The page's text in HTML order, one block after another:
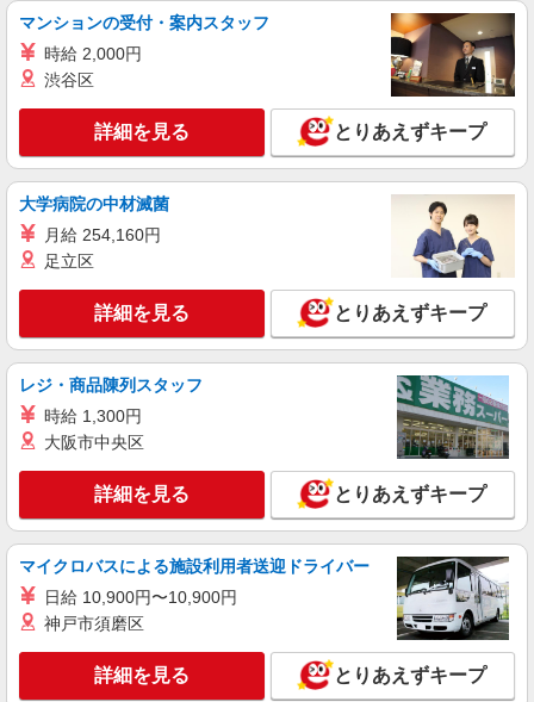
時給1600円〜2250円 ＜日払い有/週払い有/交
通費全支給(ガソリン代含む)＞
詳細を見る
正社員
介護老人保健施設 ウイケア
月給279,000円〜 ※夜勤6回、各種諸手当、処
茨城県石岡市行里川12951-1
キープ 詳細を見る
正社員
【石岡市】社会福祉法人誠仁会
生活支援員・就労支援員（障害者支援施設）
月給190,000円（他手当有） ※交通費（規定
内）別途支給 ※当直の場合は、7,000円〜11,500
円／回（利用者の人数により変動有） ☆入社祝い
金制度有（50,000円 規定有） ※法人規定により
入職3ヶ月後支給
就労支援事業所 シリウス （茨城県石岡市杉
並4-5-45）
キープ 詳細を見る
マンションの受付・案内スタッフ
時給 2,000円
渋谷区
詳細を見る とりあえずキープ
大学病院の中材滅菌
月給 254,160円
足立区
詳細を見る とりあえずキープ
レジ・商品陳列スタッフ
時給 1,300円
大阪市中央区
詳細を見る とりあえずキープ
マイクロバスによる施設利用者送迎ドライバー
日給 10,900円〜10,900円
神戸市須磨区
詳細を見る とりあえずキープ